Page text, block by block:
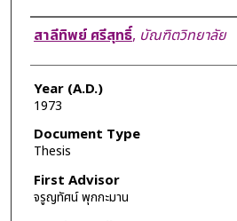
Author
สาลีทิพย์ ศรีสุทธิ์, บัณฑิตวิทยาลัย
Year (A.D.)
1973
Document Type
Thesis
First Advisor
จรูญทัศน์ พุกกะมาน